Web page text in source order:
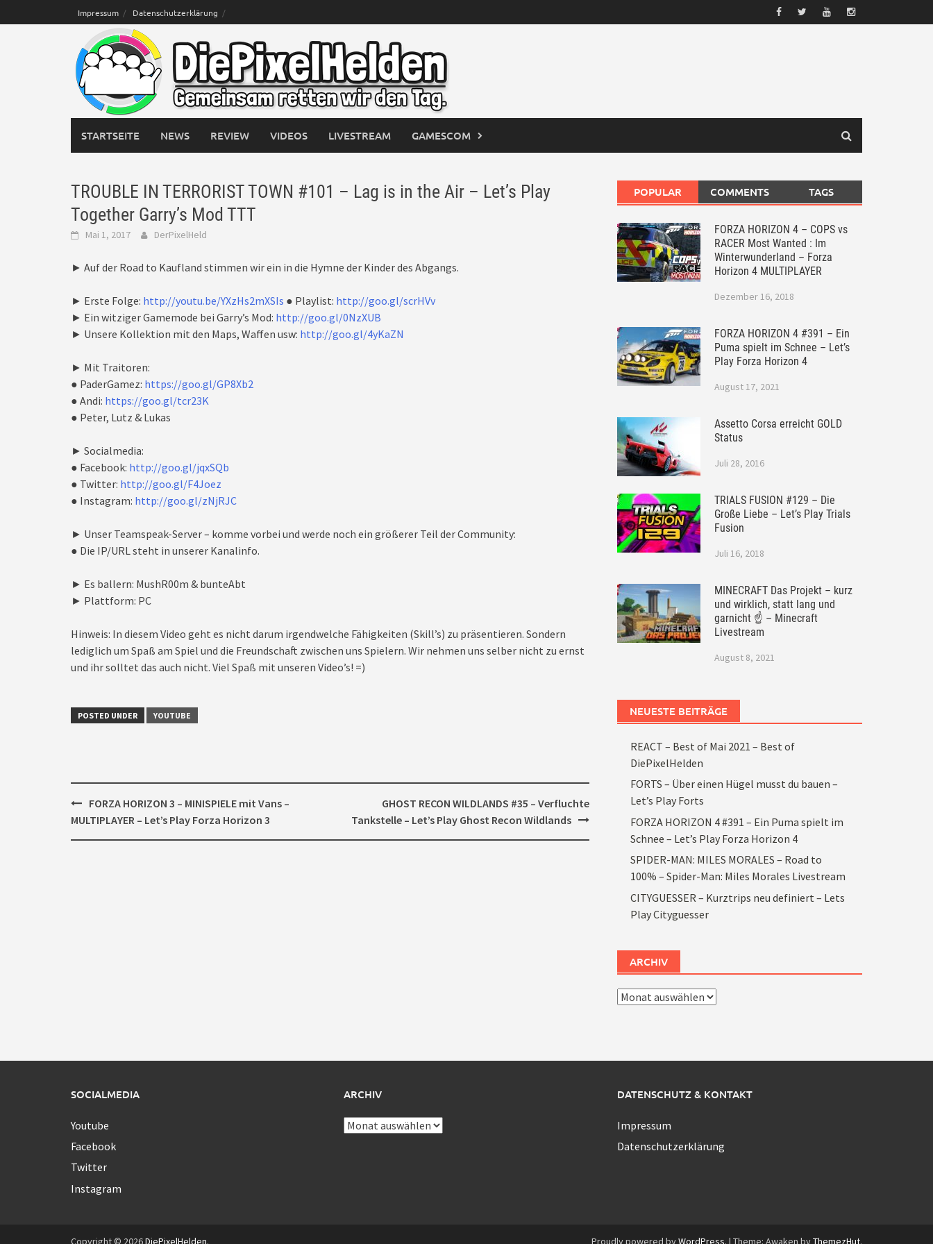
to
Impressum Datenschutzerklärung
STARTSEITE NEWS REVIEW VIDEOS LIVESTREAM GAMESCOM
TROUBLE IN TERRORIST TOWN #101 – Lag is in the Air – Let’s Play
Together Garry’s Mod TTT
Mai 1, 2017 DerPixelHeld
► Auf der Road to Kaufland stimmen wir ein in die Hymne der Kinder des Abgangs.
► Erste Folge: http://youtu.be/YXzHs2mXSIs ● Playlist: http://goo.gl/scrHVv
► Ein witziger Gamemode bei Garry’s Mod: http://goo.gl/0NzXUB
► Unsere Kollektion mit den Maps, Waffen usw: http://goo.gl/4yKaZN
► Mit Traitoren:
● PaderGamez: https://goo.gl/GP8Xb2
● Andi: https://goo.gl/tcr23K
● Peter, Lutz & Lukas
► Socialmedia:
● Facebook: http://goo.gl/jqxSQb
● Twitter: http://goo.gl/F4Joez
● Instagram: http://goo.gl/zNjRJC
► Unser Teamspeak-Server – komme vorbei und werde noch ein größerer Teil der Community:
● Die IP/URL steht in unserer Kanalinfo.
► Es ballern: MushR00m & bunteAbt
► Plattform: PC
Hinweis: In diesem Video geht es nicht darum irgendwelche Fähigkeiten (Skill’s) zu präsentieren. Sondern
lediglich um Spaß am Spiel und die Freundschaft zwischen uns Spielern. Wir nehmen uns selber nicht zu ernst
und ihr solltet das auch nicht. Viel Spaß mit unseren Video’s! =)
POSTED UNDER YOUTUBE
Post
navigation
FORZA HORIZON 3 – MINISPIELE mit Vans –
MULTIPLAYER – Let’s Play Forza Horizon 3
GHOST RECON WILDLANDS #35 – Verfluchte
Tankstelle – Let’s Play Ghost Recon Wildlands
POPULAR COMMENTS TAGS
FORZA HORIZON 4 – COPS vs
RACER Most Wanted : Im
Winterwunderland – Forza
Horizon 4 MULTIPLAYER
Dezember 16, 2018
FORZA HORIZON 4 #391 – Ein
Puma spielt im Schnee – Let’s
Play Forza Horizon 4
August 17, 2021
Assetto Corsa erreicht GOLD
Status
Juli 28, 2016
TRIALS FUSION #129 – Die
Große Liebe – Let’s Play Trials
Fusion
Juli 16, 2018
MINECRAFT Das Projekt – kurz
und wirklich, statt lang und
garnicht ☝ – Minecraft
Livestream
August 8, 2021
NEUESTE BEITRÄGE
REACT – Best of Mai 2021 – Best of
DiePixelHelden
FORTS – Über einen Hügel musst du bauen –
Let’s Play Forts
FORZA HORIZON 4 #391 – Ein Puma spielt im
Schnee – Let’s Play Forza Horizon 4
SPIDER-MAN: MILES MORALES – Road to
100% – Spider-Man: Miles Morales Livestream
CITYGUESSER – Kurztrips neu definiert – Lets
Play Cityguesser
ARCHIV
Archiv
SOCIALMEDIA
Youtube
Facebook
Twitter
Instagram
ARCHIV
Archiv
DATENSCHUTZ & KONTAKT
Impressum
Datenschutzerklärung
Copyright © 2026DiePixelHelden. Proudly powered byWordPress. | Theme: Awaken byThemezHut.